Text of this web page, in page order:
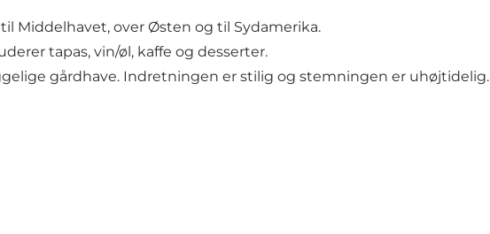
Middelhavet, over Østen og til Sydamerika.
tapas, vin/øl, kaffe og desserter.
gårdhave. Indretningen er stilig og stemningen er uhøjtidelig.